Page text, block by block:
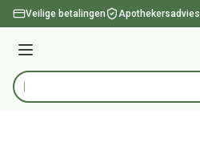
Ga naar de inhoud
Veilige betalingen Apothekersadvies
Menu
Product, merk, categorie...